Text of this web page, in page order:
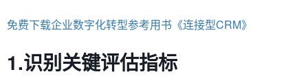
免费下载企业数字化转型参考用书《连接型CRM》
1.识别关键评估指标